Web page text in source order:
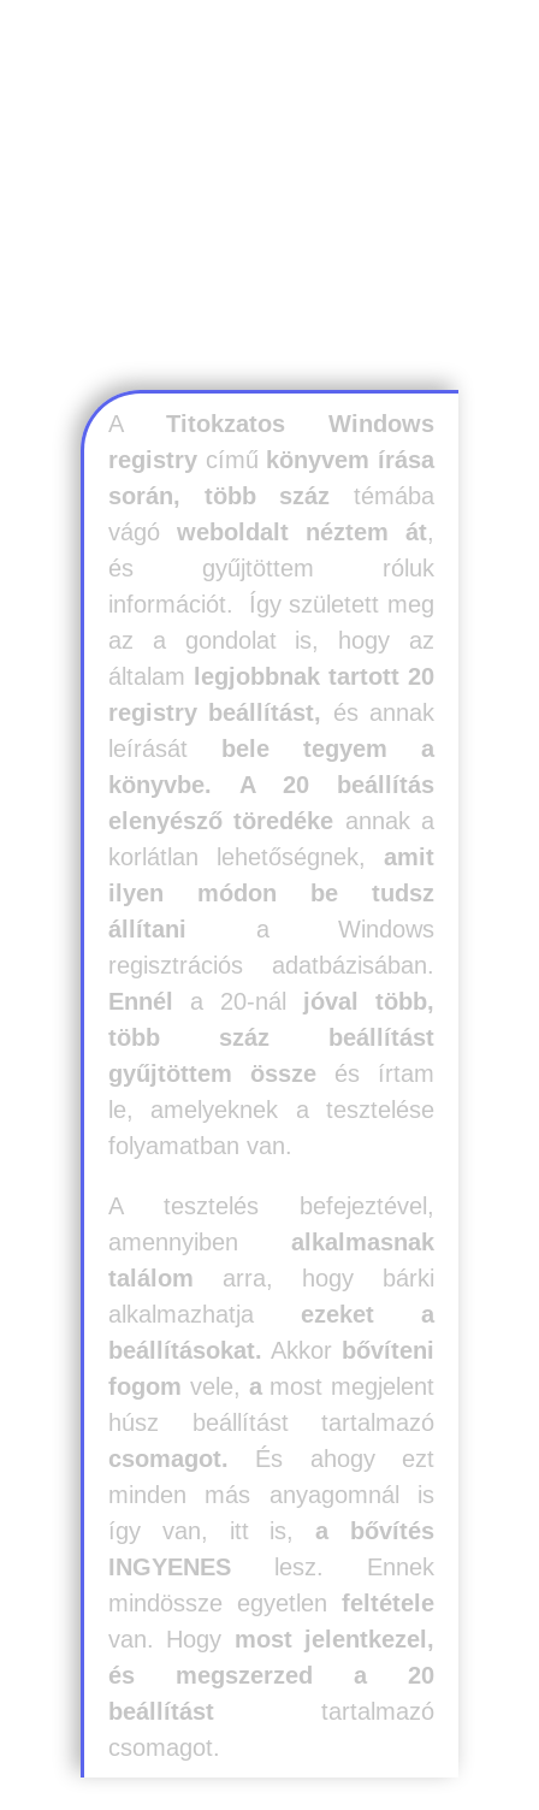
A Titokzatos Windows
registry című könyvem írása
során, több száz témába
vágóweboldalt néztem át,
és gyűjtöttem róluk
információt. Így született meg
az a gondolat is, hogy az
általam
legjobbnak tartott 20
registry beállítást, és annak
leírását
bele tegyem a
könyvbe.
A 20 beállítás
elenyésző töredéke annak a
korlátlan lehetőségnek, amit
ilyen módon be tudsz
állítani
a Windows
regisztrációs adatbázisában.
Ennél a 20-nál jóval több,
több száz beállítást
gyűjtöttem
össze és írtam
le, amelyeknek a tesztelése
folyamatban van.
A tesztelés befejeztével,
amennyiben alkalmasnak
találom arra, hogy bárki
alkalmazhatja ezeket a
beállításokat. Akkor bővíteni
fogom vele, amost megjelent
húsz beállítást tartalmazó
csomagot.
És ahogy ezt
minden más anyagomnál is
így van, itt is, a bővítés
INGYENES lesz. Ennek
mindössze egyetlen feltétele
van. Hogy most jelentkezel,
és megszerzed a 20
beállítást tartalmazó
csomagot.